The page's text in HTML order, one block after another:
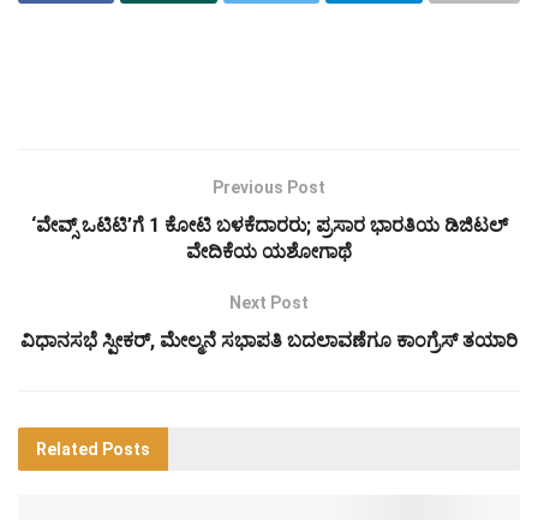
Previous Post
‘ವೇವ್ಸ್ ಒಟಿಟಿ’ಗೆ 1 ಕೋಟಿ ಬಳಕೆದಾರರು; ಪ್ರಸಾರ ಭಾರತಿಯ ಡಿಜಿಟಲ್
ವೇದಿಕೆಯ ಯಶೋಗಾಥೆ
Next Post
ವಿಧಾನಸಭೆ ಸ್ಪೀಕರ್, ಮೇಲ್ಮನೆ ಸಭಾಪತಿ ಬದಲಾವಣೆಗೂ ಕಾಂಗ್ರೆಸ್ ತಯಾರಿ
Related Posts